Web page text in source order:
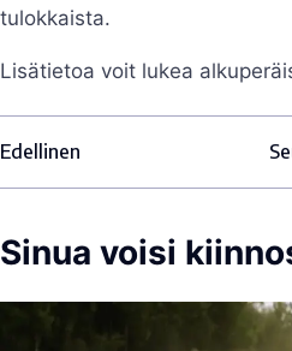
tulokkaista.
Lisätietoa voit lukea
Edellinen
Sinua voisi